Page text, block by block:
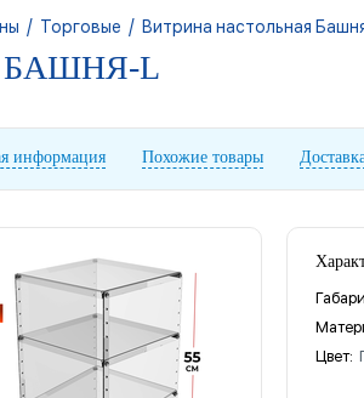
/ Торговые / Витрина настольная
L
информация Похожие товары
Цвет: